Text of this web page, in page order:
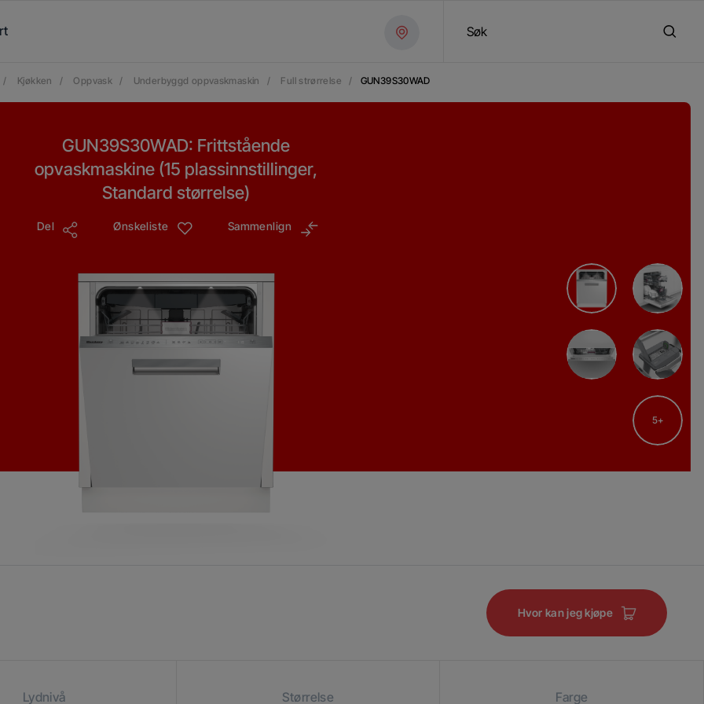
Søk
/ Kjøkken / Oppvask / Underbyggd oppvaskmaskin / Full strørrelse / GUN39S30WAD
GUN39S30WAD: Frittstående
opvaskmaskine (15 plassinnstillinger,
Standard størrelse)
Del Ønskeliste Sammenlign
5
Hvor kan jeg kjøpe
Lydnivå Størrelse Farge